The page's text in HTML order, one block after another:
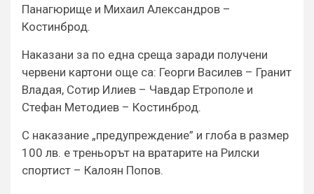
Панагюрище и Михаил Александров –
Костинброд.
Наказани за по една среща заради получени
червени картони още са: Георги Василев – Гранит
Владая, Сотир Илиев – Чавдар Етрополе и
Стефан Методиев – Костинброд.
С наказание „предупреждение” и глоба в размер
100 лв. е треньорът на вратарите на Рилски
спортист – Калоян Попов.